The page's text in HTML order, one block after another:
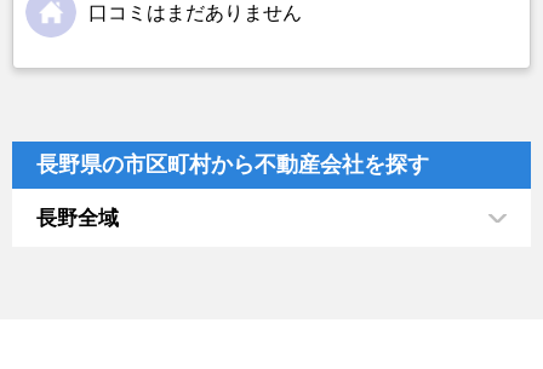
口コミはまだありません
長野県の市区町村から不動産会社を探す
長野全域